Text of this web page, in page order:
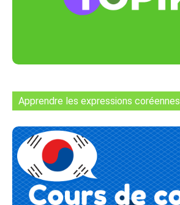
Apprendre les expressions coréennes